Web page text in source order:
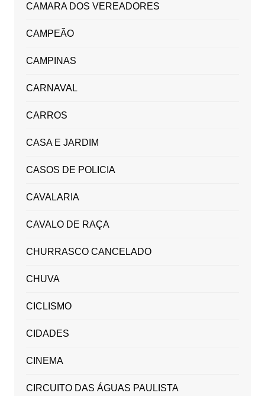
CAMARA DOS VEREADORES
CAMPEÃO
CAMPINAS
CARNAVAL
CARROS
CASA E JARDIM
CASOS DE POLICIA
CAVALARIA
CAVALO DE RAÇA
CHURRASCO CANCELADO
CHUVA
CICLISMO
CIDADES
CINEMA
CIRCUITO DAS ÁGUAS PAULISTA